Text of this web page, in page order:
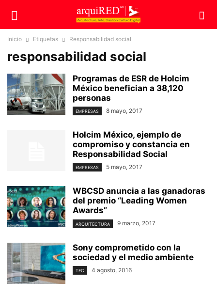
Inicio Etiquetas Responsabilidad social
responsabilidad social
Programas de ESR de Holcim
México benefician a 38,120
personas
EMPRESAS 8 mayo, 2017
Holcim México, ejemplo de
compromiso y constancia en
Responsabilidad Social
EMPRESAS 5 mayo, 2017
WBCSD anuncia a las ganadoras
del premio “Leading Women
Awards”
ARQUITECTURA 9 marzo, 2017
Sony comprometido con la
sociedad y el medio ambiente
TEC 4 agosto, 2016